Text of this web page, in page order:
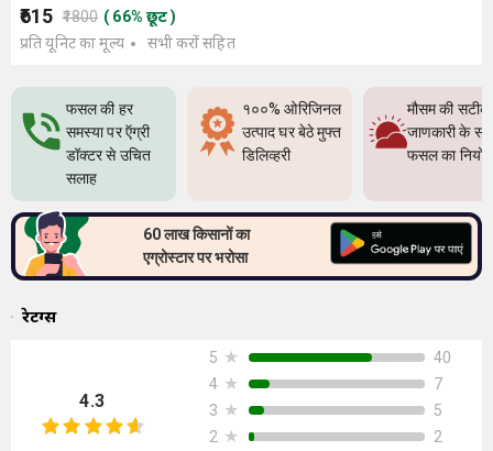
₹615 ₹1800 ( 66% छूट)
प्रति यूनिट का मूल्य
सभी करों सहित
फसल की हर
समस्या पर ऍग्री
डॉक्टर से उचित
सलाह
१००% ओरिजिनल
उत्पाद घर बेठे मुफ्त
डिलिव्हरी
मौसम की सटीक
जाणकारी के
फसल का
60 लाख किसानों का
एग्रोस्टार पर भरोसा
रेटिंग्स
4.3
5 ★
40
4 ★
7
3 ★
5
2 ★
2